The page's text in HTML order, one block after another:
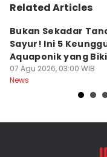
Related Articles
Bukan Sekadar
Sayur! Ini 5
Aquaponik yang
Takjub
07 Agu 2026, 03:00 WIB
News